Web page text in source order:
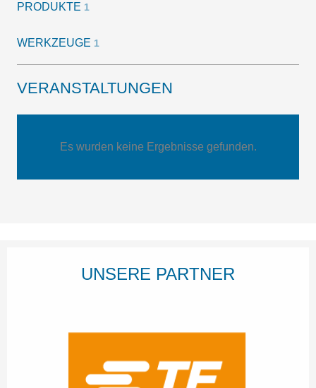
PRODUKTE 1
WERKZEUGE 1
VERANSTALTUNGEN
Es wurden keine Ergebnisse gefunden.
UNSERE PARTNER